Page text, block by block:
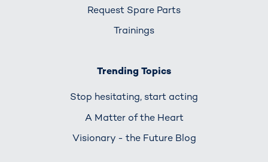
Request Spare Parts
Trainings
Trending Topics
Stop hesitating, start acting
A Matter of the Heart
Visionary - the Future Blog